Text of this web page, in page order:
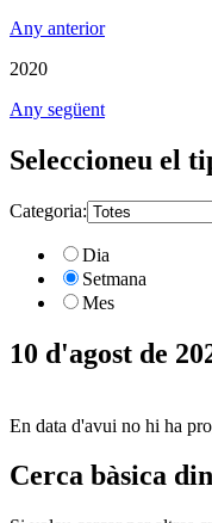
Any anterior
2020
Any següent
Seleccioneu el
Categoria:
Dia
Setmana
Mes
10 d'agost de
En data d'avui no hi ha
Cerca bàsica